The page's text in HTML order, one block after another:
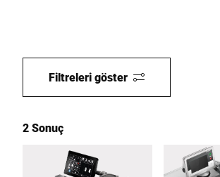
Filtreleri göster
2 Sonuç